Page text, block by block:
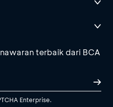
terbaik dari BCA
Enterprise.